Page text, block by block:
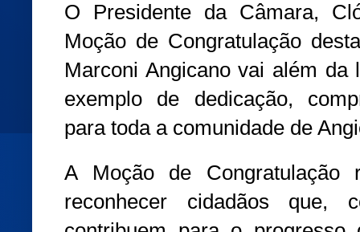
O Presidente da Câmara,
Moção de Congratulação
Marconi Angicano vai além da
exemplo de dedicação,
para toda a comunidade de
A Moção de Congratulação
reconhecer cidadãos que,